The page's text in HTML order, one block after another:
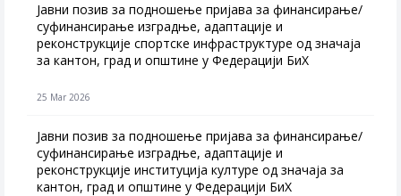
Jавни позив за подношење пријава за финансирање/
суфинансирање изградње, адаптације и
реконструкције спортске инфраструктуре од значаја
за кантон, град и општине у Федерацији БиХ
25 Mar 2026
Јавни позив за подношење пријава за финансирање/
суфинансирање изградње, адаптације и
реконструкције институција културе од значаја за
кантон, град и општине у Федерацији БиХ